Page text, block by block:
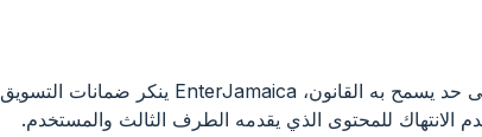
9.1 يتم توفير المنصة "كما هي" و"كما هي متاحة". إلى أقصى حد يسمح به القانون، EnterJamaica ينكر ضمانات التسويق
الانتهاك للمحتوى الذي يقدمه الطرف الثالث والمستخدم.